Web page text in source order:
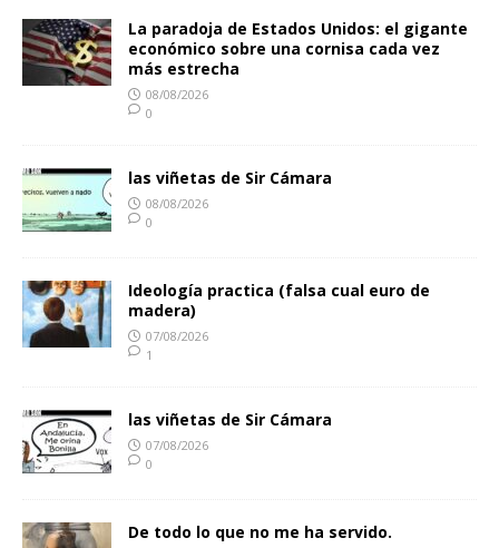
La paradoja de Estados Unidos: el gigante
económico sobre una cornisa cada vez
más estrecha
08/08/2026
0
las viñetas de Sir Cámara
08/08/2026
0
Ideología practica (falsa cual euro de
madera)
07/08/2026
1
las viñetas de Sir Cámara
07/08/2026
0
De todo lo que no me ha servido.